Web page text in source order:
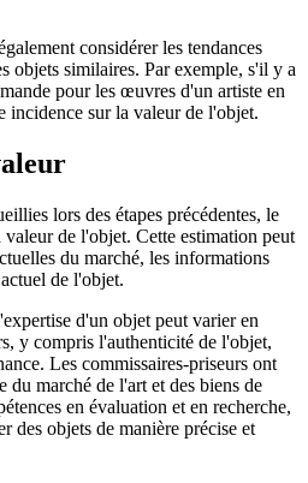
considérer les tendances
objets similaires. Par exemple, s'il y a
pour les œuvres d'un artiste en
incidence sur la valeur de l'objet.
lors des étapes précédentes, le
de l'objet. Cette estimation peut
du marché, les informations
de l'objet.
d'un objet peut varier en
y compris l'authenticité de l'objet,
Les commissaires-priseurs ont
du marché de l'art et des biens de
en évaluation et en recherche,
des objets de manière précise et